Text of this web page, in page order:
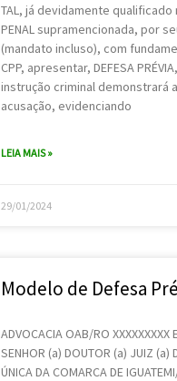
TAL, já devidamente qualificado
PENAL supramencionada, por
(mandato incluso), com
CPP, apresentar, DEFESA
instrução criminal demonstrará
acusação, evidenciando
LEIA MAIS »
29/01/2024
Modelo de Defesa
ADVOCACIA OAB/RO XXXXXXXXX
SENHOR (a) DOUTOR (a) JUIZ (a)
ÚNICA DA COMARCA DE